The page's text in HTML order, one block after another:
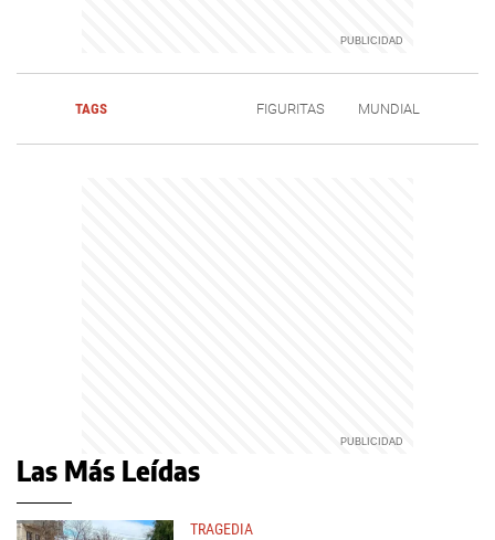
TAGS FIGURITAS MUNDIAL
Las Más Leídas
TRAGEDIA